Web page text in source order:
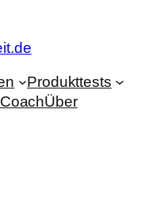
Produkttests
Über